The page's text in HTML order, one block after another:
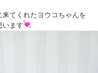
てくれたヨウコちゃんを
います